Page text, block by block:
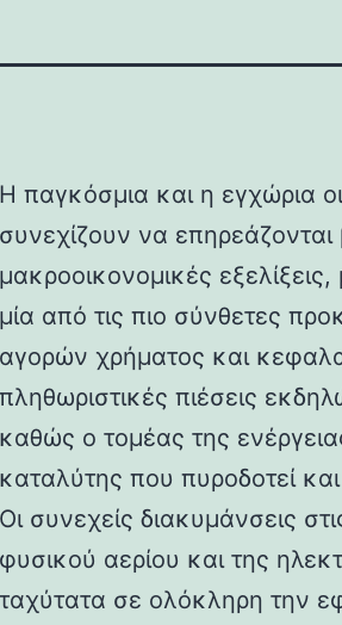
Η παγκόσμια και η εγχώρια
συνεχίζουν να επηρεάζονται
μακροοικονομικές
μία από τις πιο σύνθετες
αγορών χρήματος και
πληθωριστικές πιέσεις
καθώς ο τομέας της
καταλύτης που πυροδοτεί
Οι συνεχείς διακυμάνσεις
φυσικού αερίου και της
ταχύτατα σε ολόκληρη την